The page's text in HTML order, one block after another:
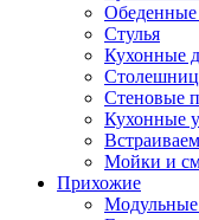
Стулья
Кухонные
Стеновые
Кухонные
Мойки и
Прихожие